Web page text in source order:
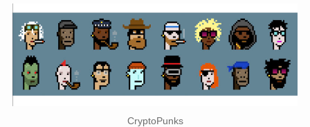
CryptoPunks